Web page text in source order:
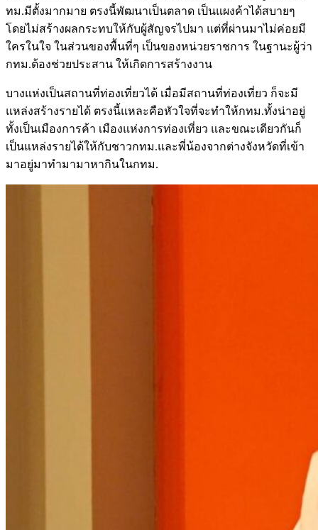
ทม.มีตั้งมากมาย ตรงนี้พัฒนาเป็นตลาด เป็นแผงค้าได้สบายๆ
โดยไม่สร้างผลกระทบให้กับผู้สัญจรไปมา แต่ที่ผ่านมาไม่ค่อยมี
ใครในใจ ในส่วนของพื้นที่ๆ เป็นของหน่วยราชการ ในฐานะผู้ว่า
กทม.ต้องช่วยประสาน ให้เกิดการสร้างงาน
บางแห่งเป็นสถานที่ท่องเที่ยวได้ เมื่อมีสถานที่ท่องเที่ยว ก็จะมี
แหล่งสร้างรายได้ ตรงนี้แหละคือหัวใจที่จะทำให้กทม.ทั้งน่าอยู่
ทั้งเป็นเมืองการค้า เมืองแห่งการท่องเที่ยว และขณะเดียวกันก็
เป็นแหล่งรายได้ให้กับชาวกทม.และพี่น้องจากต่างจังหวัดที่เข้า
มาอยู่มาทำมามาหากินในกทม.